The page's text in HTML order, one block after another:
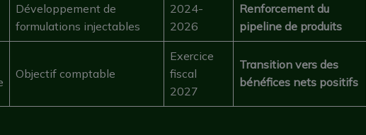
Développement de
formulations injectables
2024-
2026
Renforcement du
pipeline de produits
Objectif comptable
Exercice
fiscal
2027
Transition vers des
bénéfices nets positifs